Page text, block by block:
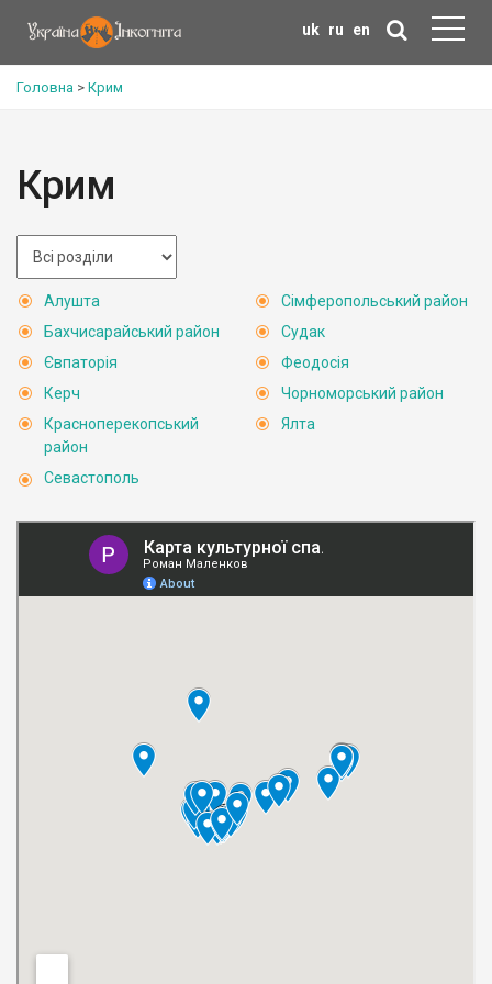
uk ru en
Головна > Крим
Крим
Алушта
Бахчисарайський район
Євпаторія
Керч
Красноперекопський
район
Севастополь
Сімферопольський район
Судак
Феодосія
Чорноморський район
Ялта